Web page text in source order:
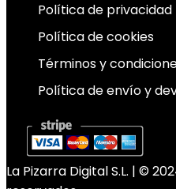
Política de privacidad
Política de cookies
Términos y
Política de envío y
La Pizarra Digital S.L. | ©